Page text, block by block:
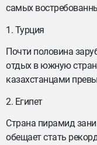
самых
1. Турция
Почти половина
отдых в южную
казахстанцами
2. Египет
Страна пирамид
обещает стать